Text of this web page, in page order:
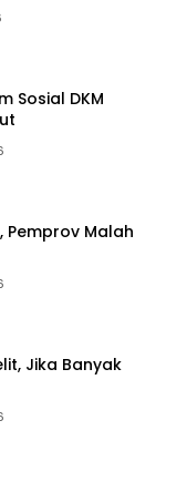
Sosial DKM
Pemprov Malah
Jika Banyak